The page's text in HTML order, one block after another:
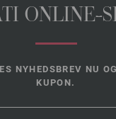
ONLINE-
NYHEDSBREV NU
KUPON.